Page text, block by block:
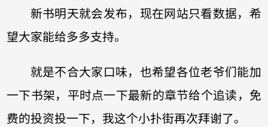
新书明天就会发布，现在网站只看数据，希
望大家能给多多支持。
就是不合大家口味，也希望各位老爷们能加
一下书架，平时点一下最新的章节给个追读，免
费的投资投一下，我这个小扑街再次拜谢了。